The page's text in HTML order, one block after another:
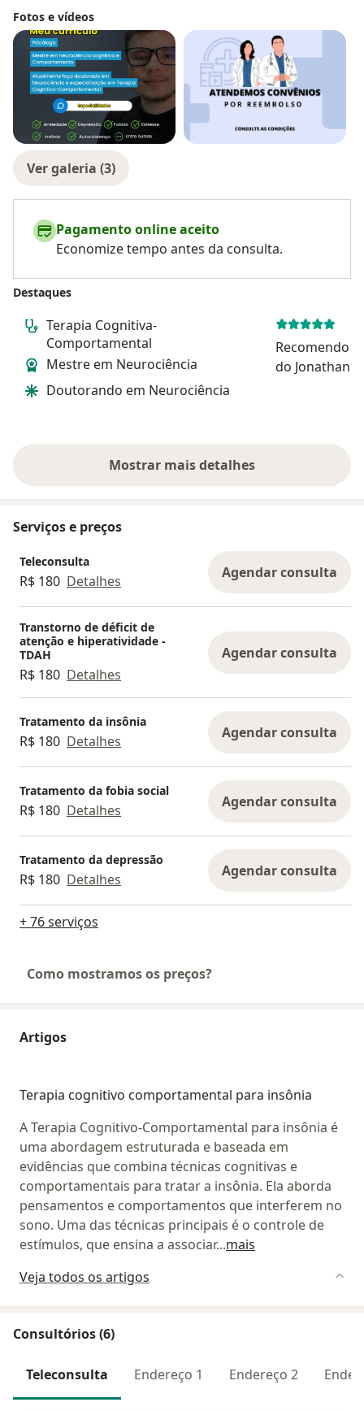
Fotos e vídeos
Ver galeria (3)
Pagamento online aceito
Economize tempo antes da consulta.
Destaques
Terapia Cognitiva-
Comportamental
Mestre em Neurociência
Doutorando em Neurociência
Recomendo
do Jonathan.
Mostrar mais detalhes
sobre a experiência
Serviços e preços
Teleconsulta
R$ 180 Detalhes Agendar consulta
Transtorno de déficit de
atenção e hiperatividade -
TDAH
R$ 180 Detalhes
Agendar consulta
Tratamento da insônia
R$ 180 Detalhes Agendar consulta
Tratamento da fobia social
R$ 180 Detalhes Agendar consulta
Tratamento da depressão
R$ 180 Detalhes Agendar consulta
+ 76 serviços
Como mostramos os preços?
Artigos
Terapia cognitivo comportamental para insônia
A Terapia Cognitivo-Comportamental para insônia é
uma abordagem estruturada e baseada em
evidências que combina técnicas cognitivas e
comportamentais para tratar a insônia. Ela aborda
pensamentos e comportamentos que interferem no
sono. Uma das técnicas principais é o controle de
estímulos, que ensina a associar...mais
Veja todos os artigos
Consultórios (6)
Teleconsulta Endereço 1 Endereço 2